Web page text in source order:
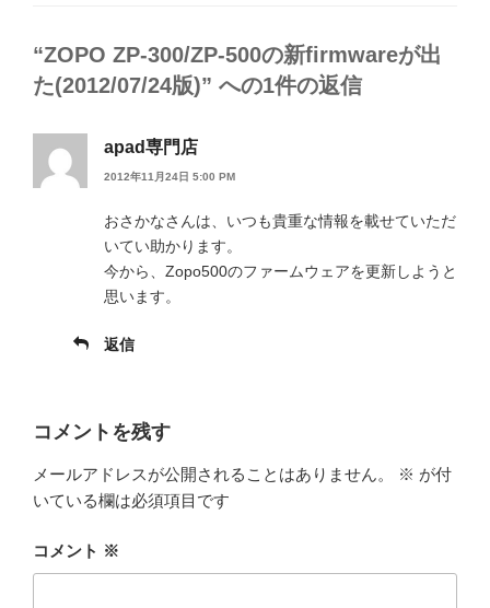
“ZOPO ZP-300/ZP-500の新firmwareが出
た(2012/07/24版)” への1件の返信
apad専門店
2012年11月24日 5:00 PM
おさかなさんは、いつも貴重な情報を載せていただ
いてい助かります。
今から、Zopo500のファームウェアを更新しようと
思います。
返信
コメントを残す
メールアドレスが公開されることはありません。 ※ が付
いている欄は必須項目です
コメント ※